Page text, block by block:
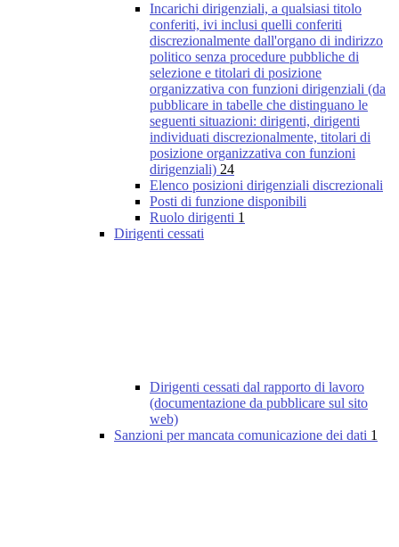
Incarichi dirigenziali, a qualsiasi titolo
conferiti, ivi inclusi quelli conferiti
discrezionalmente dall'organo di indirizzo
politico senza procedure pubbliche di
selezione e titolari di posizione
organizzativa con funzioni dirigenziali (da
pubblicare in tabelle che distinguano le
seguenti situazioni: dirigenti, dirigenti
individuati discrezionalmente, titolari di
posizione organizzativa con funzioni
dirigenziali) 24
Elenco posizioni dirigenziali discrezionali
Posti di funzione disponibili
Ruolo dirigenti 1
Dirigenti cessati
Dirigenti cessati dal rapporto di lavoro
(documentazione da pubblicare sul sito
web)
Sanzioni per mancata comunicazione dei dati 1